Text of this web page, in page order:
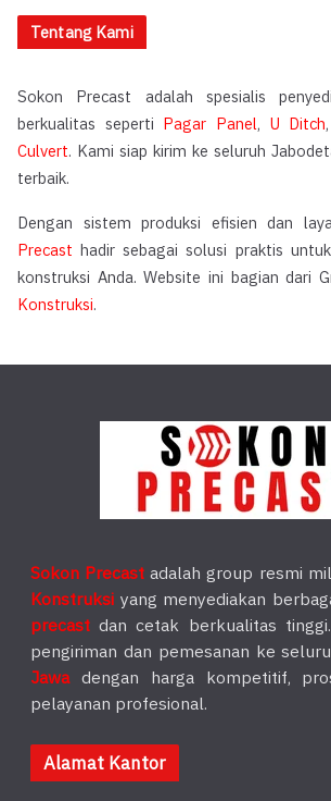
Tentang Kami
Sokon Precast adalah spesialis
berkualitas seperti Pagar Panel, U Ditch,
Culvert. Kami siap kirim ke seluruh
terbaik.
Dengan sistem produksi efisien dan
Precast hadir sebagai solusi praktis
konstruksi Anda. Website ini bagian dari
Konstruksi.
Sokon Precast adalah group resmi
Konstruksi yang menyediakan
precast dan cetak berkualitas
pengiriman dan pemesanan ke
Jawadengan harga kompetitif,
pelayanan profesional.
Alamat Kantor